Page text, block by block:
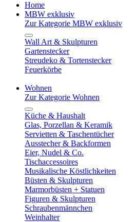
Home
MBW exklusiv
Zur Kategorie MBW exklusiv
Wall Art & Skulpturen
Gartenstecker
Streudeko & Tortenstecker
Feuerkörbe
Wohnen
Zur Kategorie Wohnen
Küche & Haushalt
Glas, Porzellan & Keramik
Servietten & Taschentücher
Ausstecher & Backformen
Eier, Nudel & Co.
Tischaccessoires
Musikalische Köstlichkeiten
Büsten & Skulpturen
Marmorbüsten + Statuen
Figuren & Skulpturen
Schraubenmännchen
Weinhalter